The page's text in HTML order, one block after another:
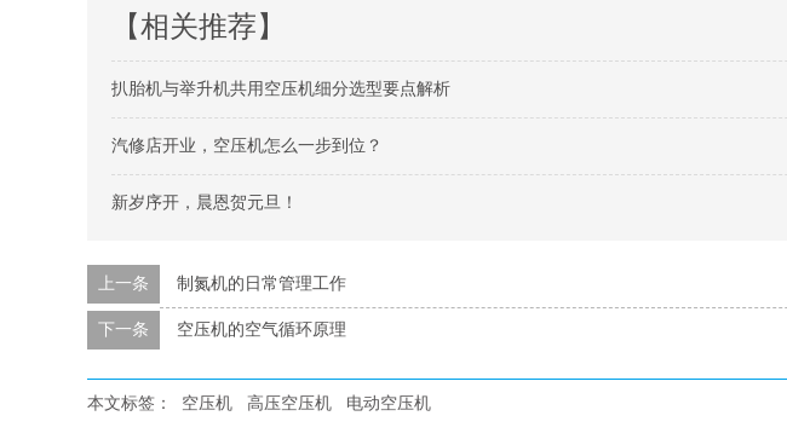
【相关推荐】
扒胎机与举升机共用空压机细分选型要点解析
汽修店开业，空压机怎么一步到位？
新岁序开，晨恩贺元旦！
上一条 制氮机的日常管理工作
下一条 空压机的空气循环原理
本文标签： 空压机 高压空压机 电动空压机